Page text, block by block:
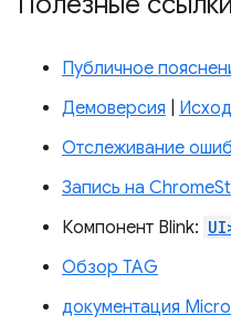
Публичное
Демоверсия
Отслеживание
Запись на
Компонент Blink:
Обзор TAG
документация